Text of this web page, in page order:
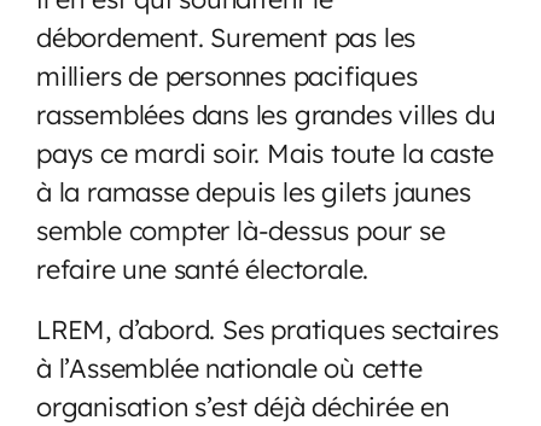
débordement. Surement pas les
milliers de personnes pacifiques
rassemblées dans les grandes villes du
pays ce mardi soir. Mais toute la caste
à la ramasse depuis les gilets jaunes
semble compter là-dessus pour se
refaire une santé électorale.
LREM, d’abord. Ses pratiques sectaires
à l’Assemblée nationale où cette
organisation s’est déjà déchirée en